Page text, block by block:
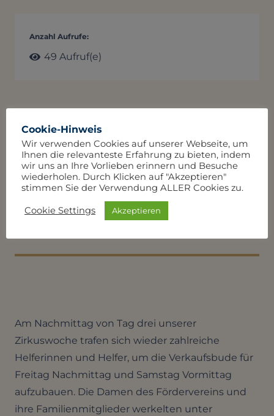
Anzahl Aufrufe:
49 Aufruf(e)
Vorheriger Beitrag
Die Waschbären im
Wald
Am Nachmittag von Tag drei unserer
Zirkuswoche trafen sich wieder zahlreiche
Helferinnen und Helfer, um die Verkaufsbude für
Freitag Nachmittag und Samstag Vormittag
aufzubauen. Die Damen des Fördervereins und
ihre Familienmitglieder werkelten unter
Cookie-Hinweis
Wir verwenden Cookies auf unserer Webseite, um
Ihnen die relevanteste Erfahrung zu bieten, indem
wir uns an Ihre Vorlieben erinnern und Besuche
wiederholen. Durch Klicken auf "Akzeptieren"
stimmen Sie der Verwendung ALLER Cookies zu.
Cookie Settings Akzeptieren